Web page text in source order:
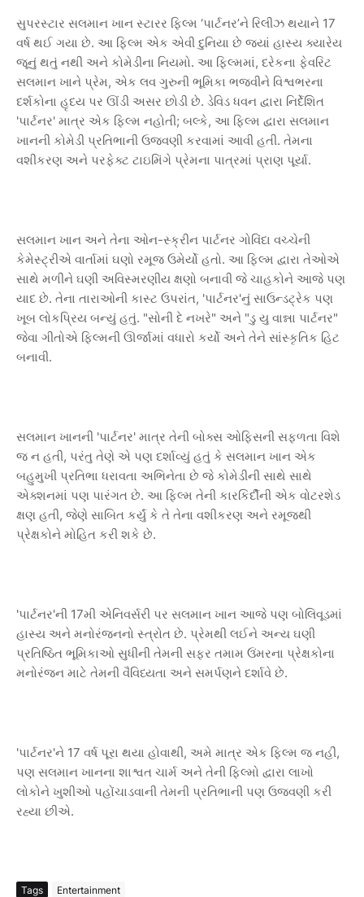
સુપરસ્ટાર સલમાન ખાન સ્ટારર ફિલ્મ ‘પાર્ટનર’ને રિલીઝ થયાને 17
વર્ષ થઈ ગયા છે. આ ફિલ્મ એક એવી દુનિયા છે જ્યાં હાસ્ય ક્યારેય
જૂનું થતું નથી અને કોમેડીના નિયમો. આ ફિલ્મમાં, દરેકના ફેવરિટ
સલમાન ખાને પ્રેમ, એક લવ ગુરુની ભૂમિકા ભજવીને વિશ્વભરના
દર્શકોના હૃદય પર ઊંડી અસર છોડી છે. ડેવિડ ધવન દ્વારા નિર્દેશિત
'પાર્ટનર' માત્ર એક ફિલ્મ નહોતી; બલ્કે, આ ફિલ્મ દ્વારા સલમાન
ખાનની કોમેડી પ્રતિભાની ઉજવણી કરવામાં આવી હતી. તેમના
વશીકરણ અને પરફેક્ટ ટાઇમિંગે પ્રેમના પાત્રમાં પ્રાણ પૂર્યા.
સલમાન ખાન અને તેના ઓન-સ્ક્રીન પાર્ટનર ગોવિંદા વચ્ચેની
કેમેસ્ટ્રીએ વાર્તામાં ઘણો રમૂજ ઉમેર્યો હતો. આ ફિલ્મ દ્વારા તેઓએ
સાથે મળીને ઘણી અવિસ્મરણીય ક્ષણો બનાવી જે ચાહકોને આજે પણ
યાદ છે. તેના તારાઓની કાસ્ટ ઉપરાંત, 'પાર્ટનર'નું સાઉન્ડટ્રેક પણ
ખૂબ લોકપ્રિય બન્યું હતું. "સોની દે નખરે" અને "ડુ યુ વાન્ના પાર્ટનર"
જેવા ગીતોએ ફિલ્મની ઊર્જામાં વધારો કર્યો અને તેને સાંસ્કૃતિક હિટ
બનાવી.
સલમાન ખાનની 'પાર્ટનર' માત્ર તેની બોક્સ ઓફિસની સફળતા વિશે
જ ન હતી, પરંતુ તેણે એ પણ દર્શાવ્યું હતું કે સલમાન ખાન એક
બહુમુખી પ્રતિભા ધરાવતા અભિનેતા છે જે કોમેડીની સાથે સાથે
એક્શનમાં પણ પારંગત છે. આ ફિલ્મ તેની કારકિર્દીની એક વોટરશેડ
ક્ષણ હતી, જેણે સાબિત કર્યું કે તે તેના વશીકરણ અને રમૂજથી
પ્રેક્ષકોને મોહિત કરી શકે છે.
'પાર્ટનર'ની 17મી એનિવર્સરી પર સલમાન ખાન આજે પણ બોલિવૂડમાં
હાસ્ય અને મનોરંજનનો સ્ત્રોત છે. પ્રેમથી લઈને અન્ય ઘણી
પ્રતિષ્ઠિત ભૂમિકાઓ સુધીની તેમની સફર તમામ ઉંમરના પ્રેક્ષકોના
મનોરંજન માટે તેમની વૈવિધ્યતા અને સમર્પણને દર્શાવે છે.
'પાર્ટનર'ને 17 વર્ષ પૂરા થયા હોવાથી, અમે માત્ર એક ફિલ્મ જ નહીં,
પણ સલમાન ખાનના શાશ્વત ચાર્મ અને તેની ફિલ્મો દ્વારા લાખો
લોકોને ખુશીઓ પહોંચાડવાની તેમની પ્રતિભાની પણ ઉજવણી કરી
રહ્યા છીએ.
Tags Entertainment